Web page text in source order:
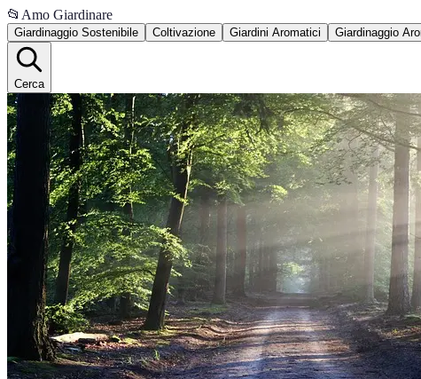
📂 Amo Giardinare
Giardinaggio Sostenibile Coltivazione Giardini Aromatici Giardinaggio
Cerca